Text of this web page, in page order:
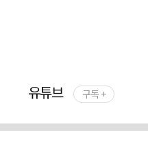
유튜브 구독 +